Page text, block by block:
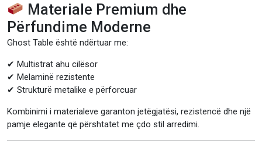
Materiale Premium dhe
Përfundime Moderne
Ghost Table është ndërtuar me:
✔ Multistrat ahu cilësor
✔ Melaminë rezistente
✔ Strukturë metalike e përforcuar
Kombinimi i materialeve garanton jetëgjatësi, rezistencë dhe një
pamje elegante që përshtatet me çdo stil arredimi.